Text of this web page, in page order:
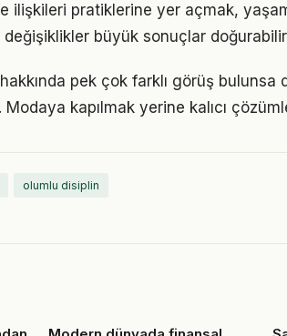
ilişkileri pratiklerine yer açmak,
büyük sonuçlar
pek çok farklı görüş bulunsa
kapılmak yerine kalıcı
olumlu disiplin